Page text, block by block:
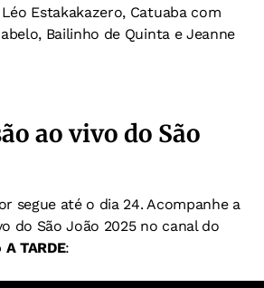
Estakakazero, Catuaba com
Bailinho de Quinta e Jeanne
ao vivo do São
segue até o dia 24. Acompanhe a
do São João 2025 no canal do
TARDE: